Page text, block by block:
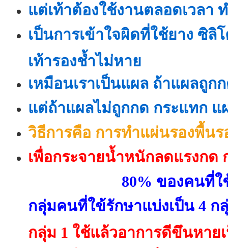
แต่เท้าต้องใช้งานตลอดเวลา
เป็นการเข้าใจผิดที่ใช้ยาง ซิลิ
เท้ารองช้ำไม่หาย
เหมือนเราเป็นแผล ถ้าแผลถู
แต่ถ้าแผลไม่ถูกกด กระแทก แ
วิธีการคือ การทำแผ่นรองพื้น
เพื่อกระจายน้ำหนักลดแรงกด
80% ของคนที่
กลุ่มคนที่ใข้รักษาแบ่งเป็น 4 ก
กลุ่ม 1 ใช้แล้วอาการดีขึนหาย